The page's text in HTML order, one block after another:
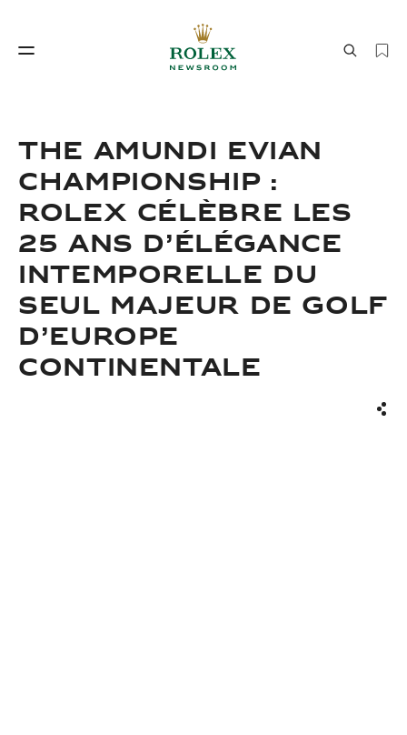
Savoir‑faire
horloger
Le monde de Rolex
THE AMUNDI EVIAN
CHAMPIONSHIP :
ROLEX CÉLÈBRE LES
25 ANS D’ÉLÉGANCE
INTEMPORELLE DU
SEUL MAJEUR DE GOLF
D’EUROPE
CONTINENTALE